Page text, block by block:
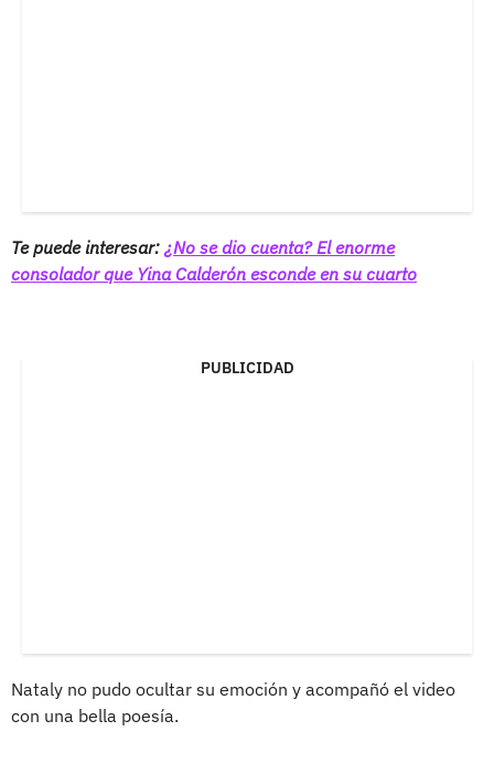
Te puede interesar: ¿No se dio cuenta? El enorme
consolador que Yina Calderón esconde en su cuarto
PUBLICIDAD
Nataly no pudo ocultar su emoción y acompañó el video
con una bella poesía.